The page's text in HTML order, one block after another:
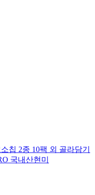
칩 2종 10팩 외 골라담기
국내산현미